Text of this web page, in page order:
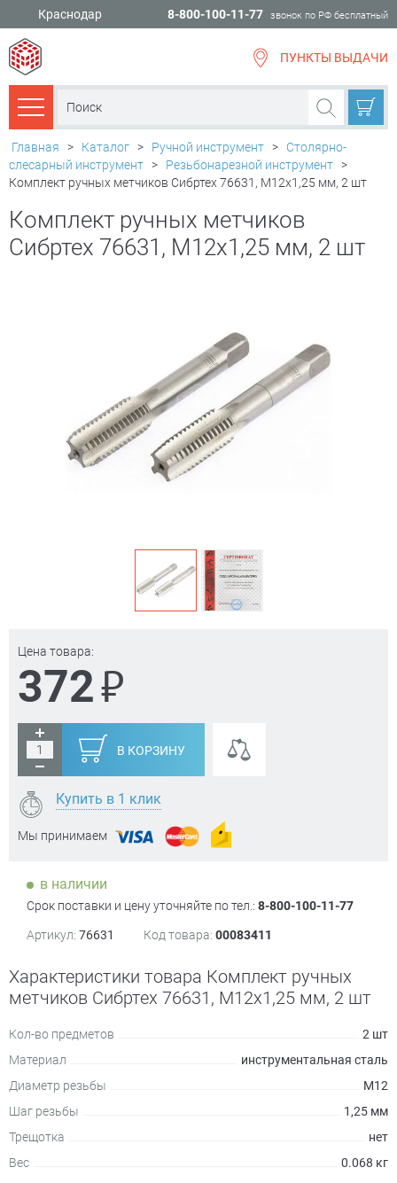
Краснодар 8-800-100-11-77 звонок по РФ бесплатный
ПУНКТЫ ВЫДАЧИ
Каталог товаров
Главная > Каталог > Ручной инструмент >
Столярно-
слесарный инструмент > Резьбонарезной инструмент >
Комплект ручных метчиков Сибртех 76631, М12х1,25 мм, 2 шт
Комплект ручных метчиков
Сибртех 76631, М12х1,25 мм, 2 шт
Цена товара:
372₽
В КОРЗИНУ
Купить в 1 клик
Мы принимаем
в наличии
Срок поставки и цену уточняйте по тел.: 8-800-100-11-77
Артикул: 76631 Код товара: 00083411
Характеристики товара Комплект ручных
метчиков Сибртех 76631, М12х1,25 мм, 2 шт
Кол-во предметов
2 шт
Материал
инструментальная сталь
Диаметр резьбы
М12
Шаг резьбы
1,25 мм
Трещотка
нет
Вес
0.068 кг